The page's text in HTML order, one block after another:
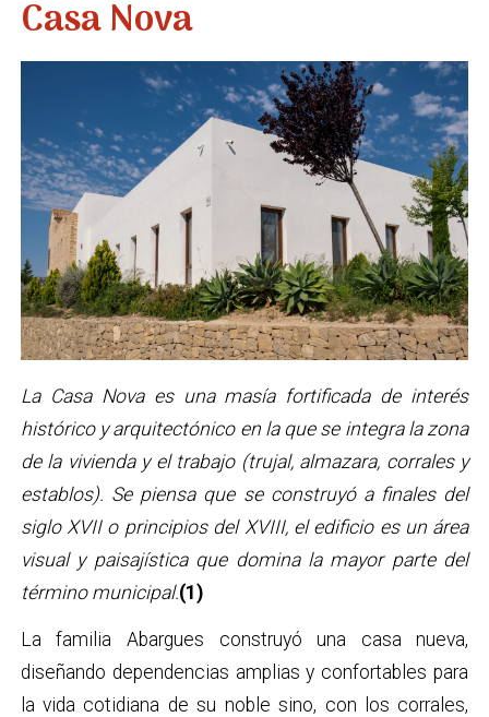
Casa Nova
La Casa Nova es una masía fortificada de interés
histórico y arquitectónico en la que se integra la zona
de la vivienda y el trabajo (trujal, almazara, corrales y
establos). Se piensa que se construyó a finales del
siglo XVII o principios del XVIII, el edificio es un área
visual y paisajística que domina la mayor parte del
término municipal.(1)
La familia Abargues construyó una casa nueva,
diseñando dependencias amplias y confortables para
la vida cotidiana de su noble sino, con los corrales,